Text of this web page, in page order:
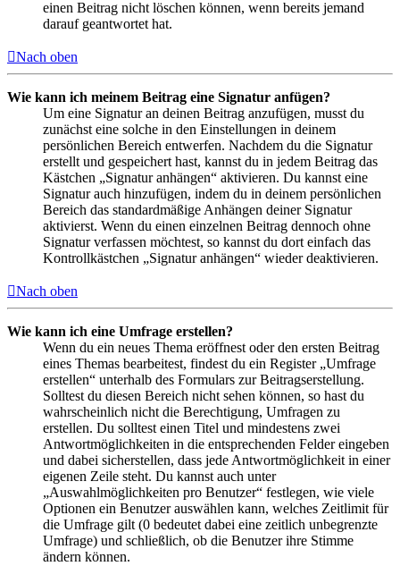
einen Beitrag nicht löschen können, wenn bereits jemand
darauf geantwortet hat.
Nach oben
Wie kann ich meinem Beitrag eine Signatur anfügen?
Um eine Signatur an deinen Beitrag anzufügen, musst du
zunächst eine solche in den Einstellungen in deinem
persönlichen Bereich entwerfen. Nachdem du die Signatur
erstellt und gespeichert hast, kannst du in jedem Beitrag das
Kästchen „Signatur anhängen“ aktivieren. Du kannst eine
Signatur auch hinzufügen, indem du in deinem persönlichen
Bereich das standardmäßige Anhängen deiner Signatur
aktivierst. Wenn du einen einzelnen Beitrag dennoch ohne
Signatur verfassen möchtest, so kannst du dort einfach das
Kontrollkästchen „Signatur anhängen“ wieder deaktivieren.
Nach oben
Wie kann ich eine Umfrage erstellen?
Wenn du ein neues Thema eröffnest oder den ersten Beitrag
eines Themas bearbeitest, findest du ein Register „Umfrage
erstellen“ unterhalb des Formulars zur Beitragserstellung.
Solltest du diesen Bereich nicht sehen können, so hast du
wahrscheinlich nicht die Berechtigung, Umfragen zu
erstellen. Du solltest einen Titel und mindestens zwei
Antwortmöglichkeiten in die entsprechenden Felder eingeben
und dabei sicherstellen, dass jede Antwortmöglichkeit in einer
eigenen Zeile steht. Du kannst auch unter
„Auswahlmöglichkeiten pro Benutzer“ festlegen, wie viele
Optionen ein Benutzer auswählen kann, welches Zeitlimit für
die Umfrage gilt (0 bedeutet dabei eine zeitlich unbegrenzte
Umfrage) und schließlich, ob die Benutzer ihre Stimme
ändern können.